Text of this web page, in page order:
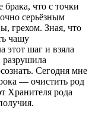
что с точки
серьёзным
грехом. Зная, что
чашу
этот шаг и взяла
разрушила
Сегодня мне
— очистить род
Хранителя рода